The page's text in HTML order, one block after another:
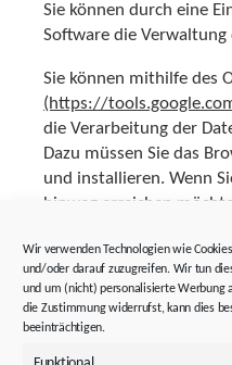
Wir verwenden Technologien wie
und/oder darauf zuzugreifen. Wir tun
und um (nicht) personalisierte Werbung
die Zustimmung widerrufst, kann dies
beeinträchtigen.
Sie können durch eine
Software die
Sie können mithilfe des
(https://
die Verarbeitung der
Dazu müssen Sie das
und installieren. Wenn
hinweg erreichen
YouTube
Auf unseren Seiten sind